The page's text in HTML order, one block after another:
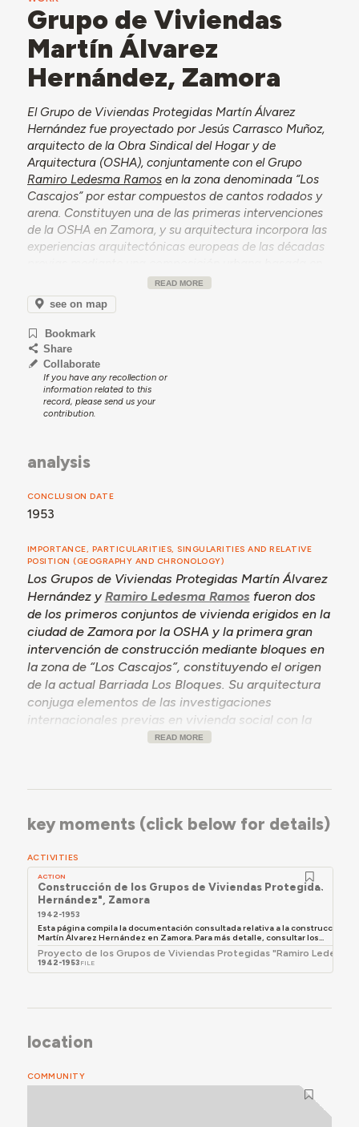
Grupo de Viviendas
Martín Álvarez
Hernández, Zamora
El Grupo de Viviendas Protegidas Martín Álvarez
Hernández fue proyectado por Jesús Carrasco Muñoz,
arquitecto de la Obra Sindical del Hogar y de
Arquitectura (OSHA), conjuntamente con el Grupo
Ramiro Ledesma Ramosen la zona denominada “Los
Cascajos” por estar compuestos de cantos rodados y
arena. Constituyen una de las primeras intervenciones
de la OSHA en Zamora, y su arquitectura incorpora las
experiencias arquitectónicas europeas de las décadas
la manzana abierta y la expresividad formal de las
terrazas y el escalonamiento de los volúmenes. La
construcción de los bloques de viviendas, de entre
cuatro y cinco plantas, se prolongó entre 1942 y 1953,
incluyendo también la edificación de una escuela
maternal y el aparcamiento de coches de niños y
bicicletas.
El grupo se distribuye en una manzana trapezoidal, con
sendos bloques longitudinales en los que los accesos y
ritmo de la composición al destacarse tanto en altura
como por su distinto acabado en el paramento. En el
extremo opuesto hacia la Avenida de los Reyes
casos con terrazas rematadas en curva. En la
actualidad, los bloques se han sometido a diversas
intervenciones para dotarlos de accesibilidad y
mejorar sus condiciones de eficiencia energética.
READ MORE
see on map
Bookmark
Share
Collaborate
If you have any recollection or
information related to this
record, please send us your
contribution.
analysis
CONCLUSION DATE
1953
IMPORTANCE, PARTICULARITIES, SINGULARITIES AND RELATIVE
POSITION (GEOGRAPHY AND CHRONOLOGY)
Los Grupos de Viviendas Protegidas Martín Álvarez
Hernández y Ramiro Ledesma Ramosfueron dos
de los primeros conjuntos de vivienda erigidos en la
ciudad de Zamora por la OSHA y la primera gran
intervención de construcción mediante bloques en
la zona de “Los Cascajos”, constituyendo el origen
de la actual Barriada Los Bloques. Su arquitectura
conjuga elementos de las investigaciones
internacionales previas en vivienda social con la
construcción mediante bloques en altura que
READ MORE
key moments (click below for details)
ACTIVITIES
ACTION
Construcción de los Grupos de Viviendas Protegidas
Hernández", Zamora
1942-1953
Esta página compila la documentación consultada relativa a la construcción
Martín Álvarez Hernández en Zamora. Para más detalle, consultar los...
Proyecto de los Grupos de Viviendas Protegidas "Ramiro
1942-1953 FILE
location
COMMUNITY